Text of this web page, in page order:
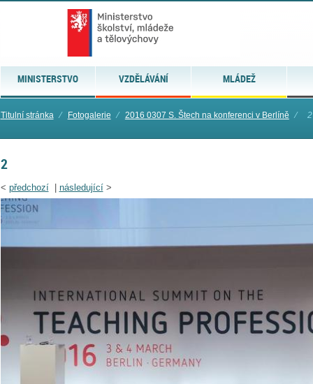
MINISTERSTVO VZDĚLÁVÁNÍ MLÁDEŽ
Titulní stránka ⁄ Fotogalerie ⁄ 2016 0307 S. Štech na konferenci v Berlíně ⁄ 2
2
< předchozí| následující>